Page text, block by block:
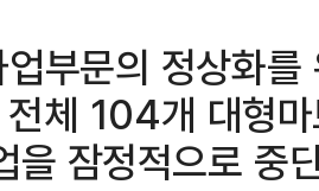
업부문의 정상화
체 104개 대형
을 잠정적으로 중